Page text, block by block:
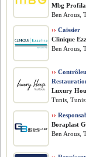
Mbg
Ben Arous,
›› Caissier
Clinique
Ben Arous,
››
Luxury
Tunis,
››
Boraplast
Ben Arous,